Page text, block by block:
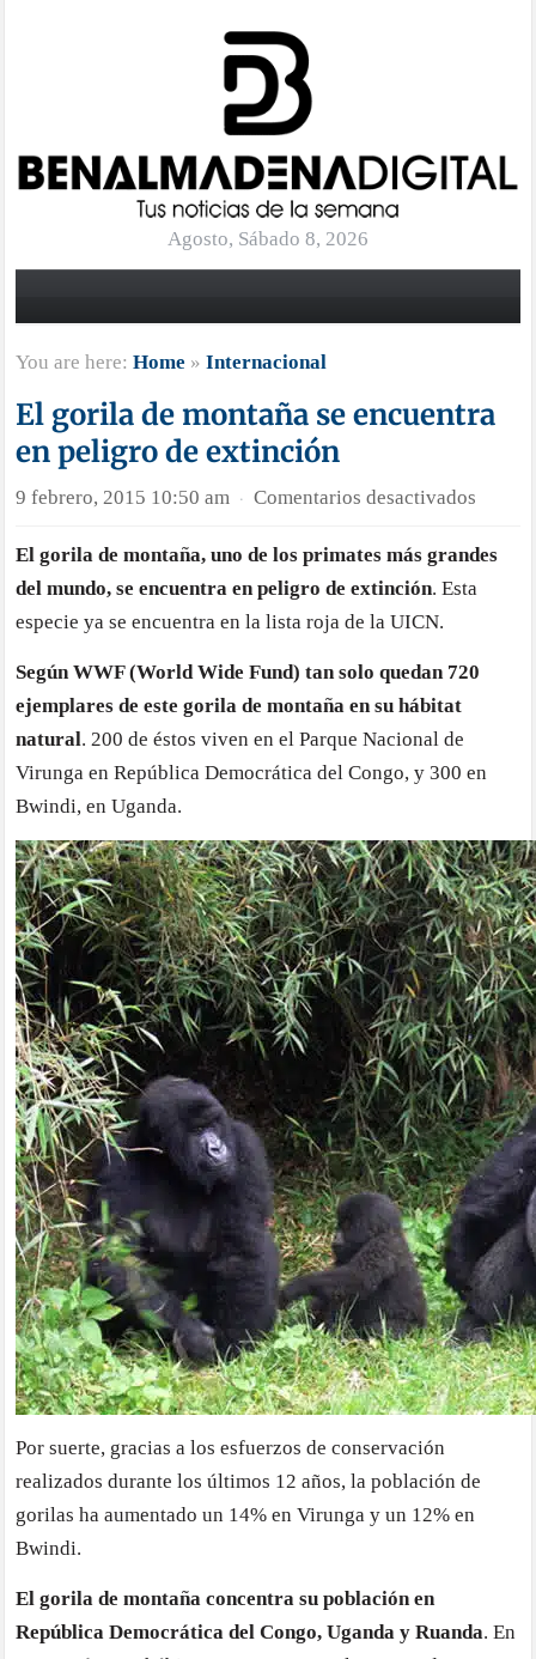
Agosto, Sábado 8, 2026
You are here:Home »Internacional
El gorila de montaña se encuentra
en peligro de extinción
9 febrero, 2015 10:50 am · Comentarios desactivados
gorila
de
de
El gorila de montaña, uno de los primates más grandes
del mundo, se encuentra en peligro de extinción. Esta
especie ya se encuentra en la lista roja de la UICN.
Según WWF (World Wide Fund) tan solo quedan 720
ejemplares de este gorila de montaña en su hábitat
natural. 200 de éstos viven en el Parque Nacional de
Virunga en República Democrática del Congo, y 300 en
Bwindi, en Uganda.
Por suerte, gracias a los esfuerzos de conservación
realizados durante los últimos 12 años, la población de
gorilas ha aumentado un 14% en Virunga y un 12% en
Bwindi.
El gorila de montaña concentra su población en
República Democrática del Congo, Uganda y Ruanda. En